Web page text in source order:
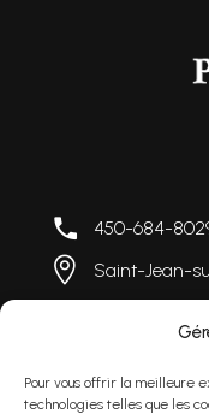
Pour vous offrir la meilleure
technologies telles que les
450-684-
Saint-Jean-
Lundi au